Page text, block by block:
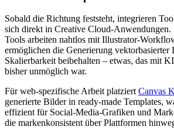
Sobald die Richtung feststeht, integrieren
sich direkt in Creative Cloud-Anwendungen.
Tools arbeiten nahtlos mit Illustrator-
ermöglichen die Generierung vektorbasierter
Skalierbarkeit beibehalten – etwas, das mit
bisher unmöglich war.
Für web-spezifische Arbeit platziert Canvas
generierte Bilder in ready-made Templates,
effizient für Social-Media-Grafiken und
die markenkonsistent über Plattformen